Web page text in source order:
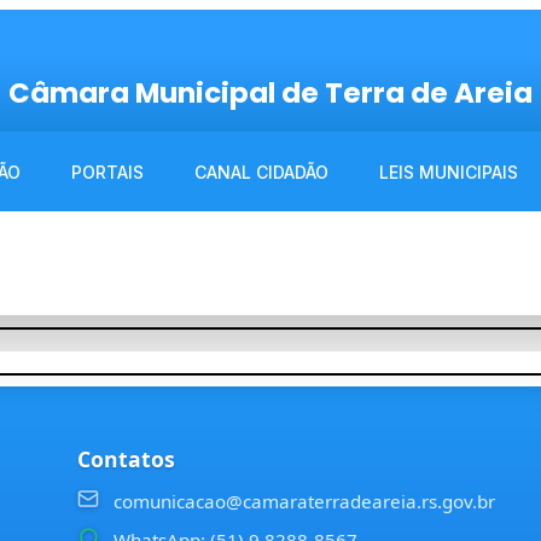
Câmara Municipal de Terra de Areia
PORTAIS CANAL CIDADÃO LEIS MUNICIPAIS
Contatos
comunicacao@camaraterradeareia.rs.gov.br